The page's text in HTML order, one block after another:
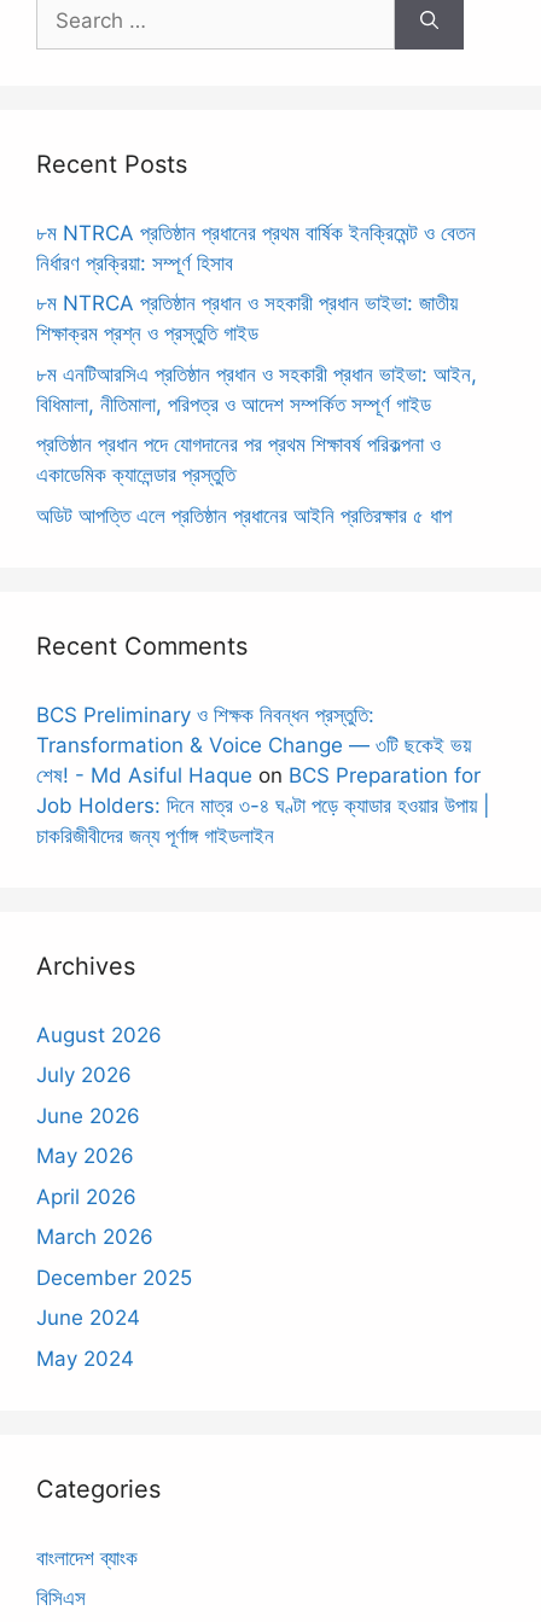
for:
Recent Posts
৮ম NTRCA প্রতিষ্ঠান প্রধানের প্রথম বার্ষিক ইনক্রিমেন্ট ও বেতন
নির্ধারণ প্রক্রিয়া: সম্পূর্ণ হিসাব
৮ম NTRCA প্রতিষ্ঠান প্রধান ও সহকারী প্রধান ভাইভা: জাতীয়
শিক্ষাক্রম প্রশ্ন ও প্রস্তুতি গাইড
৮ম এনটিআরসিএ প্রতিষ্ঠান প্রধান ও সহকারী প্রধান ভাইভা: আইন,
বিধিমালা, নীতিমালা, পরিপত্র ও আদেশ সম্পর্কিত সম্পূর্ণ গাইড
প্রতিষ্ঠান প্রধান পদে যোগদানের পর প্রথম শিক্ষাবর্ষ পরিকল্পনা ও
একাডেমিক ক্যালেন্ডার প্রস্তুতি
অডিট আপত্তি এলে প্রতিষ্ঠান প্রধানের আইনি প্রতিরক্ষার ৫ ধাপ
Recent Comments
BCS Preliminary ও শিক্ষক নিবন্ধন প্রস্তুতি:
Transformation & Voice Change — ৩টি ছকেই ভয়
শেষ! - Md Asiful Haque on BCS Preparation for
Job Holders: দিনে মাত্র ৩-৪ ঘণ্টা পড়ে ক্যাডার হওয়ার উপায় |
চাকরিজীবীদের জন্য পূর্ণাঙ্গ গাইডলাইন
Archives
August 2026
July 2026
June 2026
May 2026
April 2026
March 2026
December 2025
June 2024
May 2024
Categories
বাংলাদেশ ব্যাংক
বিসিএস